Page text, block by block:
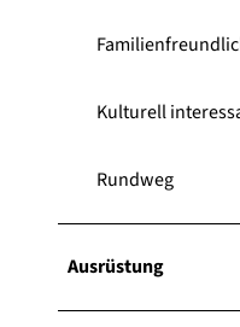
Kulturell
Rundweg
Ausrüstung